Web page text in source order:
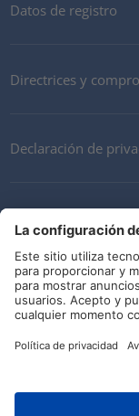
Datos de registro
Directrices y
Declaración de
Términos y
Descargo de
Redes sociales